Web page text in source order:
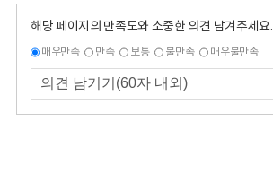
해당 페이지의 만족도와 소중한 의견 남겨주세요.
매우만족 만족 보통 불만족 매우불만족